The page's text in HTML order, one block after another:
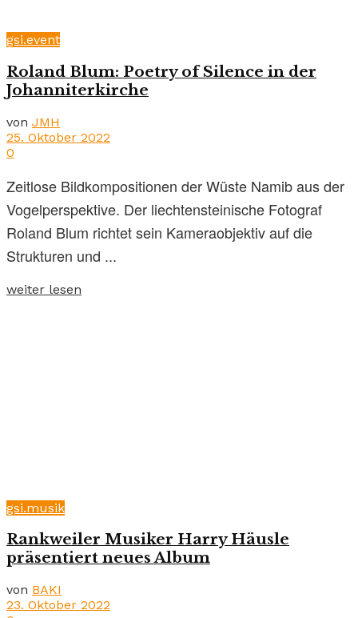
gsi.event
Roland Blum: Poetry of Silence in der
Johanniterkirche
von JMH
25. Oktober 2022
0
Zeitlose Bildkompositionen der Wüste Namib aus der
Vogelperspektive. Der liechtensteinische Fotograf
Roland Blum richtet sein Kameraobjektiv auf die
Strukturen und ...
weiter lesen
gsi.musik
Rankweiler Musiker Harry Häusle
präsentiert neues Album
von BAKI
23. Oktober 2022